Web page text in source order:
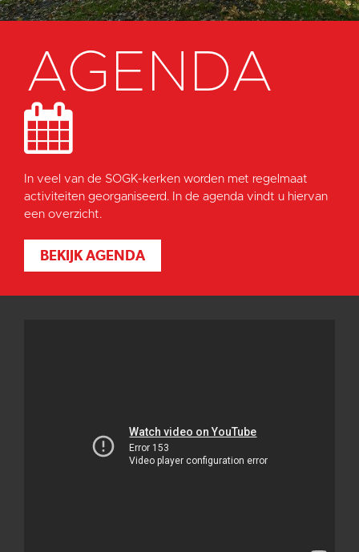
AGENDA
In veel van de SOGK-kerken worden met regelmaat
activiteiten georganiseerd. In de agenda vindt u hiervan
een overzicht.
BEKIJK AGENDA